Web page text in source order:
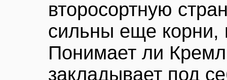
второсортную
сильны еще корни,
Понимает ли
закладывает под